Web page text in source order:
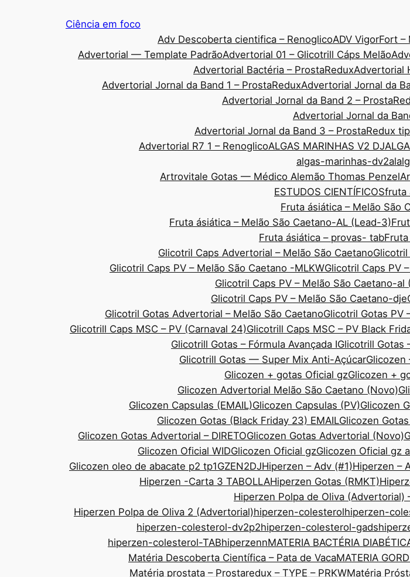
Ciência em foco
Adv Descoberta cientifica – RenoglicoADV VigorFort –
Advertorial — Template PadrãoAdvertorial 01 – Glicotrill Cáps Melão
Advertorial Bactéria – ProstaReduxAdvertorial
Advertorial Jornal da Band 1 – ProstaReduxAdvertorial Jornal da
Advertorial Jornal da Band 2 –
Advertorial Jornal da
Advertorial Jornal da Band 3 – ProstaRedux
Advertorial R7 1 – RenoglicoALGAS MARINHAS V2 DJ
algas-marinhas-dv2al
Artrovitale Gotas — Médico Alemão Thomas Penzel
ESTUDOS CIENTÍFICOSfruta
Fruta ásiática – Melão São
Fruta ásiática – Melão São Caetano-AL (Lead-3)
Fruta ásiática – provas- tab
Glicotril Caps Advertorial – Melão São CaetanoGlicotril
Glicotril Caps PV – Melão São Caetano -MLKWGlicotril Caps PV
Glicotril Caps PV – Melão São Caetano-
Glicotril Caps PV – Melão São Caetano-dje
Glicotril Gotas Advertorial – Melão São CaetanoGlicotril Gotas PV
Glicotrill Caps MSC – PV (Carnaval 24)Glicotrill Caps MSC – PV Black
Glicotrill Gotas – Fórmula Avançada IGlicotrill Gotas
Glicotrill Gotas — Super Mix Anti-AçúcarGlicozen
Glicozen + gotas Oficial gzGlicozen +
Glicozen Advertorial Melão São Caetano (Novo)
Glicozen Capsulas (EMAIL)Glicozen Capsulas (PV)Glicozen
Glicozen Gotas (Black Friday 23) EMAILGlicozen
Glicozen Gotas Advertorial – DIRETOGlicozen Gotas Advertorial (Novo)
Glicozen Oficial WIDGlicozen Oficial gzGlicozen Oficial gz
Glicozen oleo de abacate p2 tp1GZEN2DJHiperzen – Adv (#1)Hiperzen –
Hiperzen -Carta 3 TABOLLAHiperzen Gotas (RMKT)
Hiperzen Polpa de Oliva (Advertorial)
Hiperzen Polpa de Oliva 2 (Advertorial)hiperzen-colesterolhiperzen-
hiperzen-colesterol-dv2p2hiperzen-colesterol-gads
hiperzen-colesterol-TABhiperzennMATERIA BACTÉRIA
Matéria Descoberta Científica – Pata de VacaMATERIA
Matéria prostata – Prostaredux – TYPE – PRKWMatéria